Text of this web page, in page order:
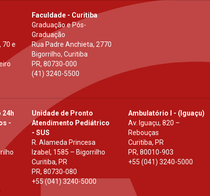
70 e
Faculdade - Curitiba
Graduação e Pós-
Graduação
Rua Padre Anchieta, 2770
Bigorrilho, Curitiba
PR, 80730-000
(41) 3240-5500
24h
-
Unidade de Pronto
Atendimento Pediátrico
- SUS
R. Alameda Princesa
Izabel, 1585 – Bigorrilho
Curitiba, PR
PR, 80730-080
+55 (041) 3240-5000
Ambulatório I - (Iguaçu)
Av. Iguaçu, 820 –
Rebouças
Curitiba, PR
PR, 80010-903
+55 (041) 3240-5000